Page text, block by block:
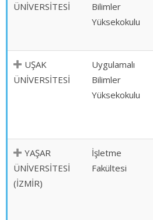
ÜNİVERSİTESİ
Bilimler
Yüksekokulu
UŞAK
ÜNİVERSİTESİ
Uygulamalı
Bilimler
Yüksekokulu
YAŞAR
ÜNİVERSİTESİ
(İZMİR)
İşletme
Fakültesi